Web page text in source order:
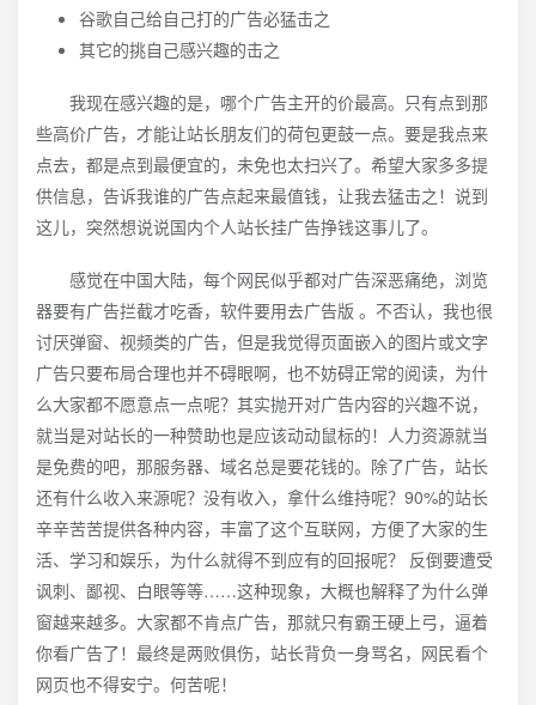
谷歌自己给自己打的广告必猛击之
其它的挑自己感兴趣的击之
我现在感兴趣的是，哪个广告主开的价最高。只有点到那
些高价广告，才能让站长朋友们的荷包更鼓一点。要是我点来
点去，都是点到最便宜的，未免也太扫兴了。希望大家多多提
供信息，告诉我谁的广告点起来最值钱，让我去猛击之！说到
这儿，突然想说说国内个人站长挂广告挣钱这事儿了。
感觉在中国大陆，每个网民似乎都对广告深恶痛绝，浏览
器要有广告拦截才吃香，软件要用去广告版 。不否认，我也很
讨厌弹窗、视频类的广告，但是我觉得页面嵌入的图片或文字
广告只要布局合理也并不碍眼啊，也不妨碍正常的阅读，为什
么大家都不愿意点一点呢？其实抛开对广告内容的兴趣不说，
就当是对站长的一种赞助也是应该动动鼠标的！人力资源就当
是免费的吧，那服务器、域名总是要花钱的。除了广告，站长
还有什么收入来源呢？没有收入，拿什么维持呢？90%的站长
辛辛苦苦提供各种内容，丰富了这个互联网，方便了大家的生
活、学习和娱乐，为什么就得不到应有的回报呢？ 反倒要遭受
讽刺、鄙视、白眼等等……这种现象，大概也解释了为什么弹
窗越来越多。大家都不肯点广告，那就只有霸王硬上弓，逼着
你看广告了！最终是两败俱伤，站长背负一身骂名，网民看个
网页也不得安宁。何苦呢！